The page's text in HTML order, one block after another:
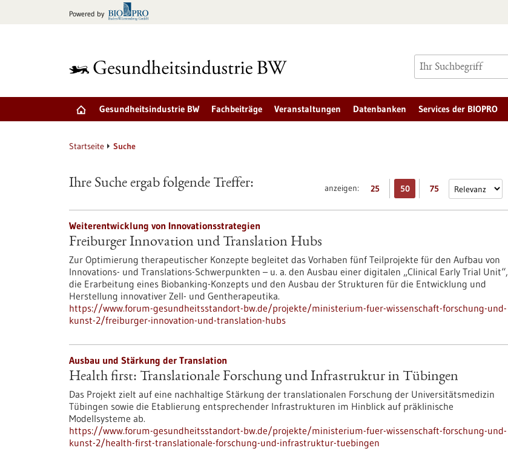
Powered by
Gesundheitsindustrie BW Fachbeiträge Veranstaltungen Datenbanken Services der BIOPRO
Startseite Suche
anzeigen: 25 50 75
Ihre Suche ergab folgende Treffer:
Weiterentwicklung von Innovationsstrategien
Freiburger Innovation und Translation Hubs
Zur Optimierung therapeutischer Konzepte begleitet das Vorhaben fünf Teilprojekte für den Aufbau von
Innovations- und Translations-Schwerpunkten – u. a. den Ausbau einer digitalen „Clinical Early Trial Unit“,
die Erarbeitung eines Biobanking-Konzepts und den Ausbau der Strukturen für die Entwicklung und
Herstellung innovativer Zell- und Gentherapeutika.
https://www.forum-gesundheitsstandort-bw.de/projekte/ministerium-fuer-wissenschaft-forschung-und-
kunst-2/freiburger-innovation-und-translation-hubs
Ausbau und Stärkung der Translation
Health first: Translationale Forschung und Infrastruktur in Tübingen
Das Projekt zielt auf eine nachhaltige Stärkung der translationalen Forschung der Universitätsmedizin
Tübingen sowie die Etablierung entsprechender Infrastrukturen im Hinblick auf präklinische
Modellsysteme ab.
https://www.forum-gesundheitsstandort-bw.de/projekte/ministerium-fuer-wissenschaft-forschung-und-
kunst-2/health-first-translationale-forschung-und-infrastruktur-tuebingen